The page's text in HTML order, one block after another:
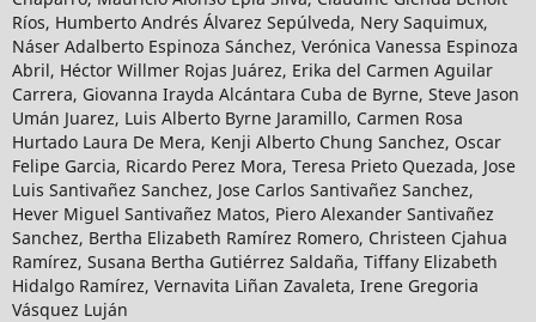
Ríos, Humberto Andrés Álvarez Sepúlveda, Nery Saquimux,
Náser Adalberto Espinoza Sánchez, Verónica Vanessa Espinoza
Abril, Héctor Willmer Rojas Juárez, Erika del Carmen Aguilar
Carrera, Giovanna Irayda Alcántara Cuba de Byrne, Steve Jason
Umán Juarez, Luis Alberto Byrne Jaramillo, Carmen Rosa
Hurtado Laura De Mera, Kenji Alberto Chung Sanchez, Oscar
Felipe Garcia, Ricardo Perez Mora, Teresa Prieto Quezada, Jose
Luis Santivañez Sanchez, Jose Carlos Santivañez Sanchez,
Hever Miguel Santivañez Matos, Piero Alexander Santivañez
Sanchez, Bertha Elizabeth Ramírez Romero, Christeen Cjahua
Ramírez, Susana Bertha Gutiérrez Saldaña, Tiffany Elizabeth
Hidalgo Ramírez, Vernavita Liñan Zavaleta, Irene Gregoria
Vásquez Luján